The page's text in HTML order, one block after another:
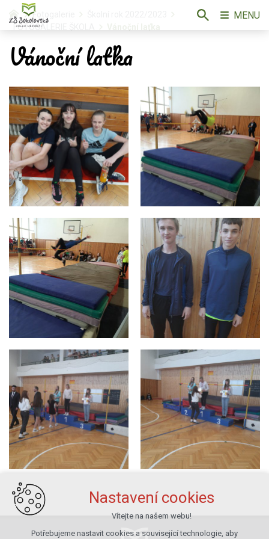
Fotogalerie
FOTOGALERIE ŠKOLA
Vánoční laťka
MENU
Nastavení cookies
Vítejte na našem webu!
Potřebujeme nastavit cookies a související technologie, aby